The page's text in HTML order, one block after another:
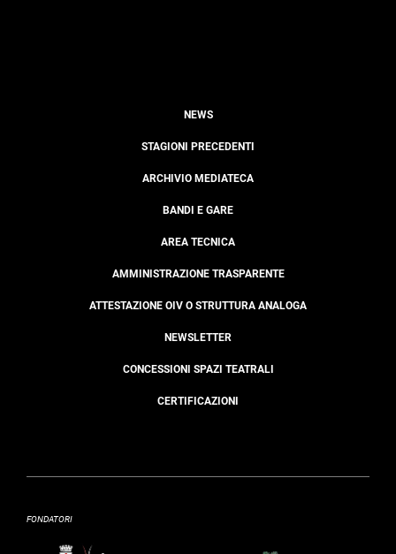
NEWS
STAGIONI PRECEDENTI
ARCHIVIO MEDIATECA
BANDI E GARE
AREA TECNICA
AMMINISTRAZIONE TRASPARENTE
ATTESTAZIONE OIV O STRUTTURA ANALOGA
NEWSLETTER
CONCESSIONI SPAZI TEATRALI
CERTIFICAZIONI
FONDATORI